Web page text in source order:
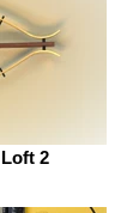
2